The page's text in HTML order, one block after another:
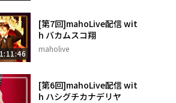
1:11:46
[第7回]mahoLive配信 wit
h バカムスコ翔
maholive
[第6回]mahoLive配信 wit
h ハシグチカナデリヤ